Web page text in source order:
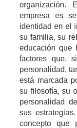
organización.
empresa es
identidad en el
su familia, su
educación que
factores que,
personalidad,
está marcada
su filosofía, su
personalidad
sus
concepto que